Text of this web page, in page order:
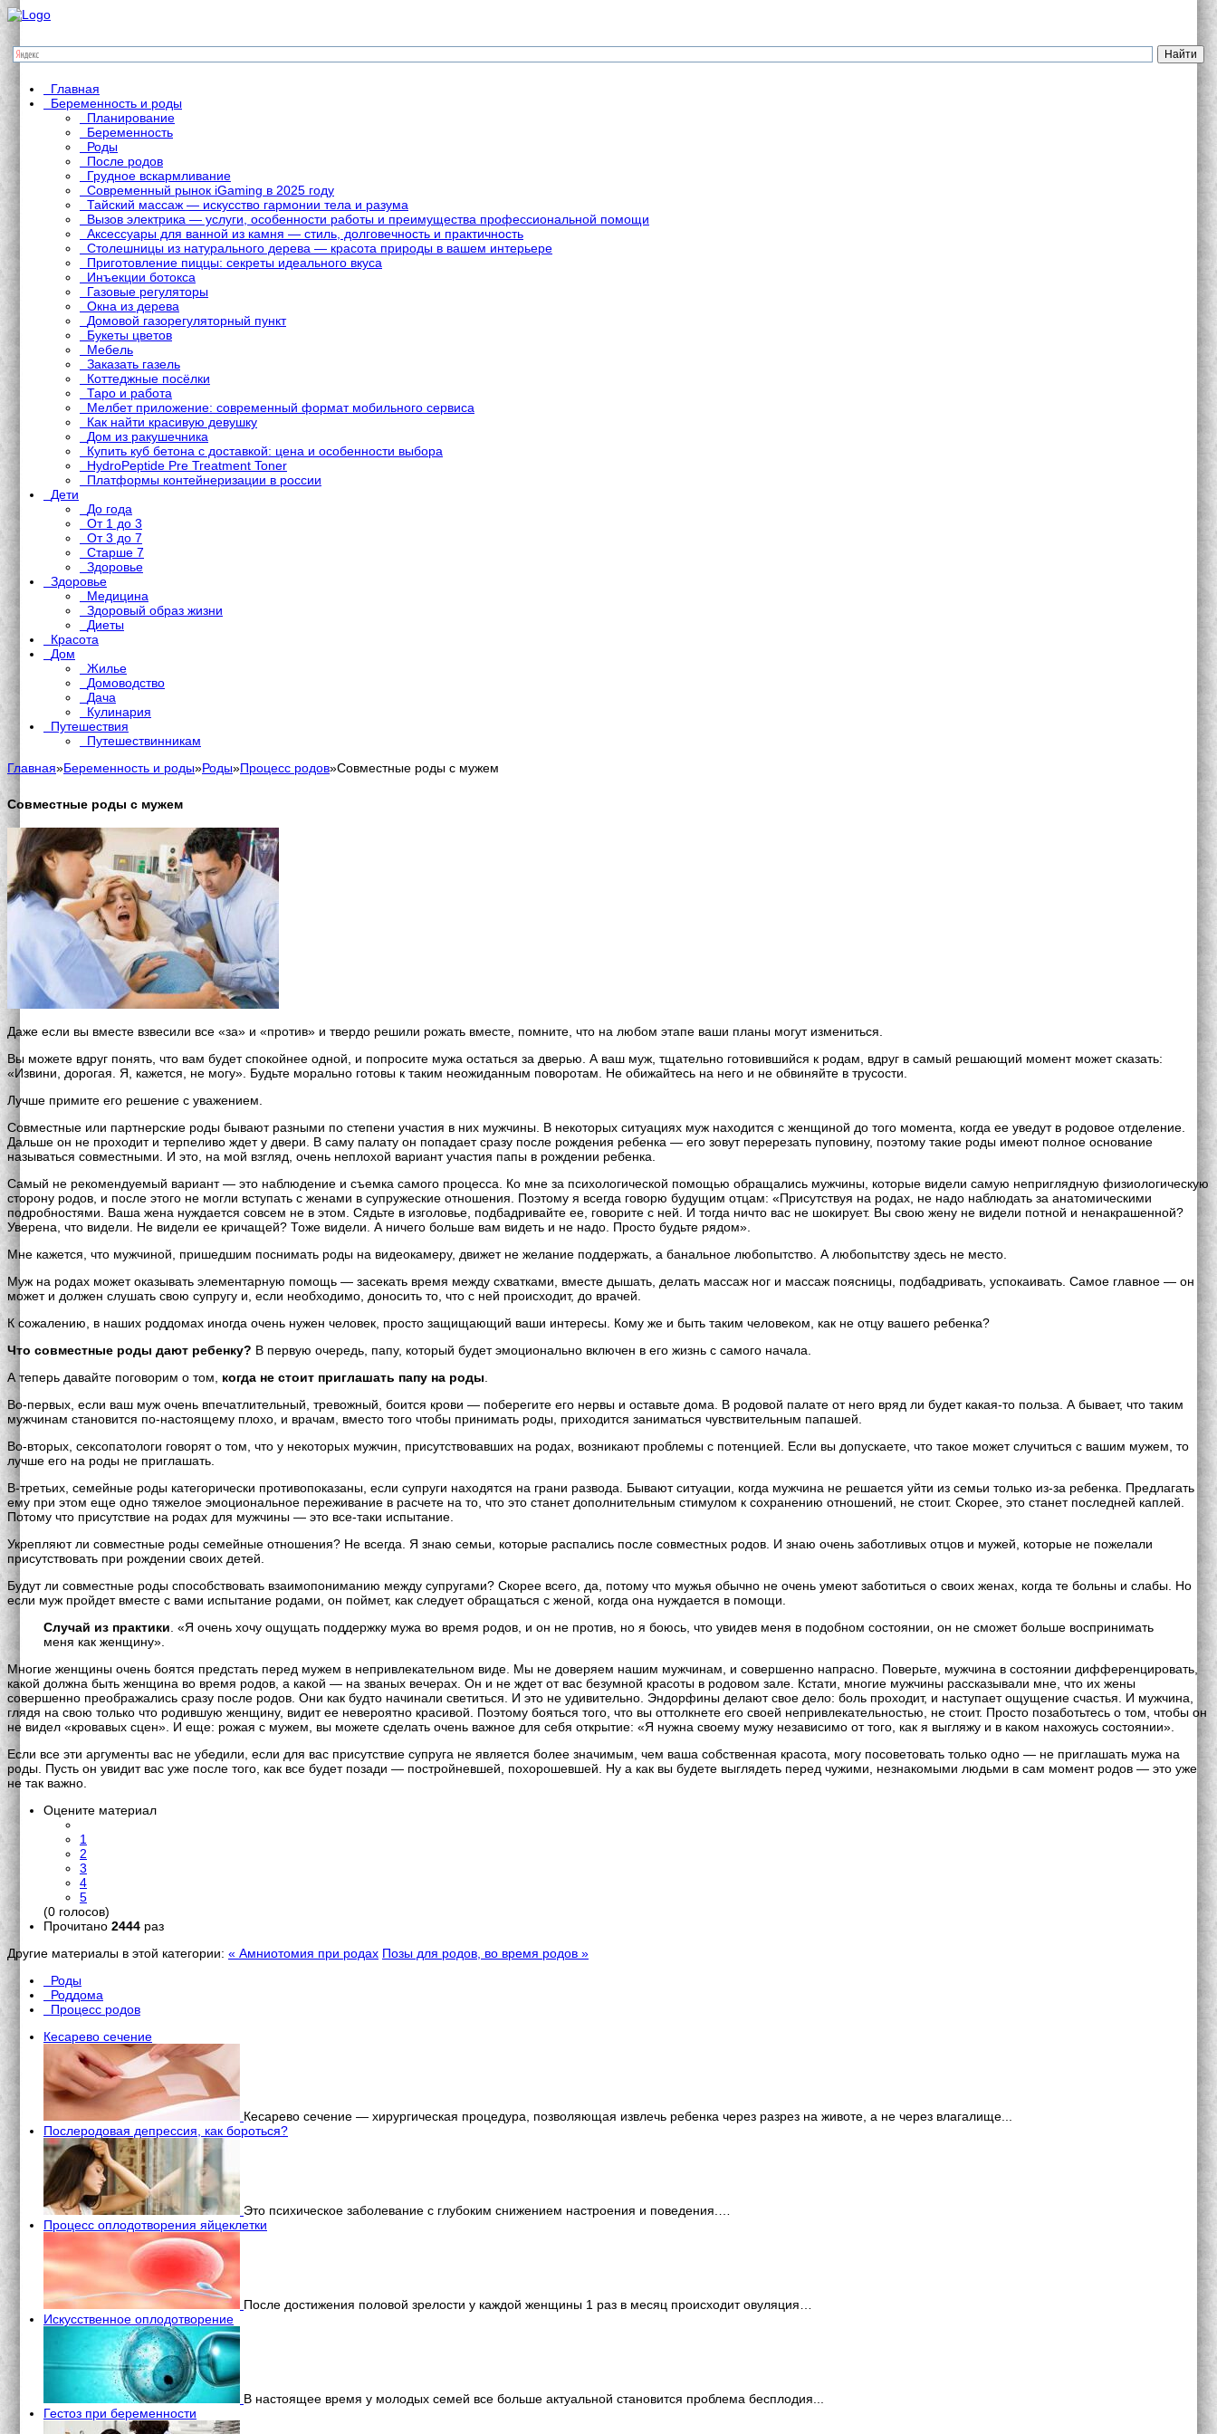
Главная
Беременность и роды
Планирование
Беременность
Роды
После родов
Грудное вскармливание
Современный рынок iGaming в 2025 году
Тайский массаж — искусство гармонии тела и разума
Вызов электрика — услуги, особенности работы и преимущества профессиональной помощи
Аксессуары для ванной из камня — стиль, долговечность и практичность
Столешницы из натурального дерева — красота природы в вашем интерьере
Приготовление пиццы: секреты идеального вкуса
Инъекции ботокса
Газовые регуляторы
Окна из дерева
Домовой газорегуляторный пункт
Букеты цветов
Мебель
Заказать газель
Коттеджные посёлки
Таро и работа
Мелбет приложение: современный формат мобильного сервиса
Как найти красивую девушку
Дом из ракушечника
Купить куб бетона с доставкой: цена и особенности выбора
HydroPeptide Pre Treatment Toner
Платформы контейнеризации в россии
Дети
До года
От 1 до 3
От 3 до 7
Старше 7
Здоровье
Здоровье
Медицина
Здоровый образ жизни
Диеты
Красота
Дом
Жилье
Домоводство
Дача
Кулинария
Путешествия
Путешествинникам
Главная»Беременность и роды»Роды»Процесс родов»Совместные роды с мужем
Совместные роды с мужем
Даже если вы вместе взвесили все «за» и «против» и твердо решили рожать вместе, помните, что на любом этапе ваши планы могут измениться.
Вы можете вдруг понять, что вам будет спокойнее одной, и попросите мужа остаться за дверью. А ваш муж, тщательно готовившийся к родам, вдруг в самый решающий момент может сказать:
«Извини, дорогая. Я, кажется, не могу». Будьте морально готовы к таким неожиданным поворотам. Не обижайтесь на него и не обвиняйте в трусости.
Лучше примите его решение с уважением.
Совместные или партнерские роды бывают разными по степени участия в них мужчины. В некоторых ситуациях муж находится с женщиной до того момента, когда ее уведут в родовое отделение.
Дальше он не проходит и терпеливо ждет у двери. В саму палату он попадает сразу после рождения ребенка — его зовут перерезать пуповину, поэтому такие роды имеют полное основание
называться совместными. И это, на мой взгляд, очень неплохой вариант участия папы в рождении ребенка.
Самый не рекомендуемый вариант — это наблюдение и съемка самого процесса. Ко мне за психологической помощью обращались мужчины, которые видели самую неприглядную физиологическую
сторону родов, и после этого не могли вступать с женами в супружеские отношения. Поэтому я всегда говорю будущим отцам: «Присутствуя на родах, не надо наблюдать за анатомическими
подробностями. Ваша жена нуждается совсем не в этом. Сядьте в изголовье, подбадривайте ее, говорите с ней. И тогда ничто вас не шокирует. Вы свою жену не видели потной и ненакрашенной?
Уверена, что видели. Не видели ее кричащей? Тоже видели. А ничего больше вам видеть и не надо. Просто будьте рядом».
Мне кажется, что мужчиной, пришедшим поснимать роды на видеокамеру, движет не желание поддержать, а банальное любопытство. А любопытству здесь не место.
Муж на родах может оказывать элементарную помощь — засекать время между схватками, вместе дышать, делать массаж ног и массаж поясницы, подбадривать, успокаивать. Самое главное — он
может и должен слушать свою супругу и, если необходимо, доносить то, что с ней происходит, до врачей.
К сожалению, в наших роддомах иногда очень нужен человек, просто защищающий ваши интересы. Кому же и быть таким человеком, как не отцу вашего ребенка?
Что совместные роды дают ребенку? В первую очередь, папу, который будет эмоционально включен в его жизнь с самого начала.
А теперь давайте поговорим о том, когда не стоит приглашать папу на роды.
Во-первых, если ваш муж очень впечатлительный, тревожный, боится крови — поберегите его нервы и оставьте дома. В родовой палате от него вряд ли будет какая-то польза. А бывает, что таким
мужчинам становится по-настоящему плохо, и врачам, вместо того чтобы принимать роды, приходится заниматься чувствительным папашей.
Во-вторых, сексопатологи говорят о том, что у некоторых мужчин, присутствовавших на родах, возникают проблемы с потенцией. Если вы допускаете, что такое может случиться с вашим мужем, то
лучше его на роды не приглашать.
В-третьих, семейные роды категорически противопоказаны, если супруги находятся на грани развода. Бывают ситуации, когда мужчина не решается уйти из семьи только из-за ребенка. Предлагать
ему при этом еще одно тяжелое эмоциональное переживание в расчете на то, что это станет дополнительным стимулом к сохранению отношений, не стоит. Скорее, это станет последней каплей.
Потому что присутствие на родах для мужчины — это все-таки испытание.
Укрепляют ли совместные роды семейные отношения? Не всегда. Я знаю семьи, которые распались после совместных родов. И знаю очень заботливых отцов и мужей, которые не пожелали
присутствовать при рождении своих детей.
Будут ли совместные роды способствовать взаимопониманию между супругами? Скорее всего, да, потому что мужья обычно не очень умеют заботиться о своих женах, когда те больны и слабы. Но
если муж пройдет вместе с вами испытание родами, он поймет, как следует обращаться с женой, когда она нуждается в помощи.
Случай из практики. «Я очень хочу ощущать поддержку мужа во время родов, и он не против, но я боюсь, что увидев меня в подобном состоянии, он не сможет больше воспринимать
меня как женщину».
Многие женщины очень боятся предстать перед мужем в непривлекательном виде. Мы не доверяем нашим мужчинам, и совершенно напрасно. Поверьте, мужчина в состоянии дифференцировать,
какой должна быть женщина во время родов, а какой — на званых вечерах. Он и не ждет от вас безумной красоты в родовом зале. Кстати, многие мужчины рассказывали мне, что их жены
совершенно преображались сразу после родов. Они как будто начинали светиться. И это не удивительно. Эндорфины делают свое дело: боль проходит, и наступает ощущение счастья. И мужчина,
глядя на свою только что родившую женщину, видит ее невероятно красивой. Поэтому бояться того, что вы оттолкнете его своей непривлекательностью, не стоит. Просто позаботьтесь о том, чтобы он
не видел «кровавых сцен». И еще: рожая с мужем, вы можете сделать очень важное для себя открытие: «Я нужна своему мужу независимо от того, как я выгляжу и в каком нахожусь состоянии».
Если все эти аргументы вас не убедили, если для вас присутствие супруга не является более значимым, чем ваша собственная красота, могу посоветовать только одно — не приглашать мужа на
роды. Пусть он увидит вас уже после того, как все будет позади — постройневшей, похорошевшей. Ну а как вы будете выглядеть перед чужими, незнакомыми людьми в сам момент родов — это уже
не так важно.
Оцените материал
1
2
3
4
5
(0 голосов)
Прочитано 2444 раз
Другие материалы в этой категории: « Амниотомия при родах Позы для родов, во время родов »
Роды
Роддома
Процесс родов
Кесарево сечение
Кесарево сечение — хирургическая процедура, позволяющая извлечь ребенка через разрез на животе, а не через влагалище...
Послеродовая депрессия, как бороться?
Это психическое заболевание с глубоким снижением настроения и поведения.…
Процесс оплодотворения яйцеклетки
После достижения половой зрелости у каждой женщины 1 раз в месяц происходит овуляция…
Искусственное оплодотворение
В настоящее время у молодых семей все больше актуальной становится проблема бесплодия...
Гестоз при беременности